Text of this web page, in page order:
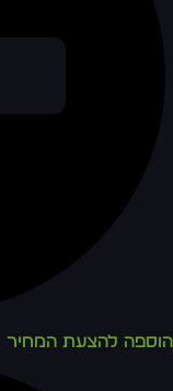
הוספה להצעת המחיר